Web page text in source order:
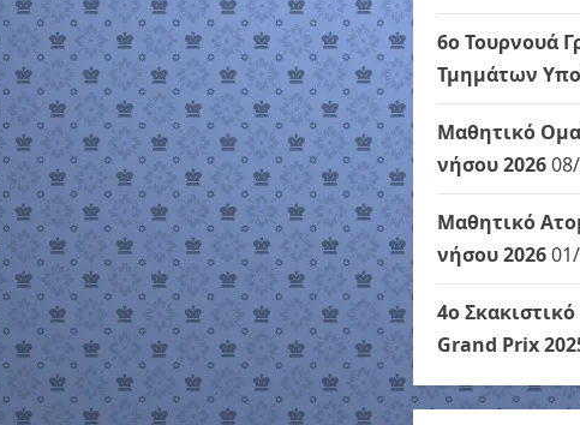
6ο Τουρνουά
Τμημάτων
Μαθητικό
νήσου 2026
Μαθητικό
νήσου 2026
4ο
Grand Prix